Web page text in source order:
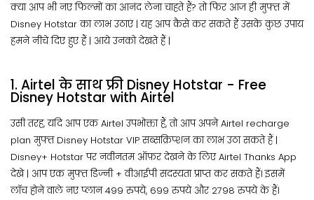
क्या आप भी नए फिल्मों का आनंद लेना चाहते हैं? तो फिर आज ही मुफ्त में
Disney Hotstar का लाभ उठाएं | यह आप कैसे कर सकते हैं उसके कुछ उपाय
हमने नीचे दिए हुए हैं | आये उनको देखते हैं |
1. Airtel के साथ फ्री Disney Hotstar - Free
Disney Hotstar with Airtel
उसी तरह, यदि आप एक Airtel उपभोक्ता हैं, तो आप अपने Airtel recharge
plan मुफ्त Disney Hotstar VIP सब्सक्रिप्शन का लाभ उठा सकते हैं |
Disney+ Hotstar पर नवीनतम ऑफ़र देखने के लिए Airtel Thanks App
देखे | आप एक मुफ्त डिज्नी + वीआईपी सदस्यता प्राप्त कर सकते हैं। इसमें
लॉच होने वाले नए प्लान 499 रुपये, 699 रुपये और 2798 रुपये के हैं।